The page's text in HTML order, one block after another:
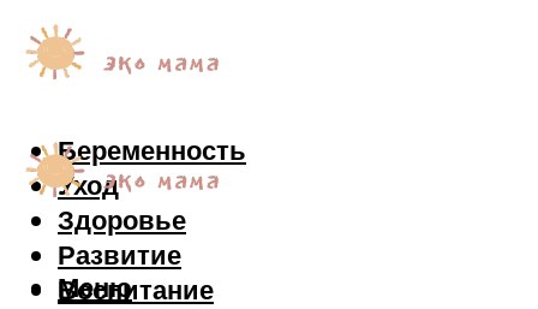
Беременность
Уход
Здоровье
Развитие
Воспитание
Меню